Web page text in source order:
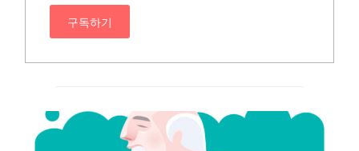
구독하기